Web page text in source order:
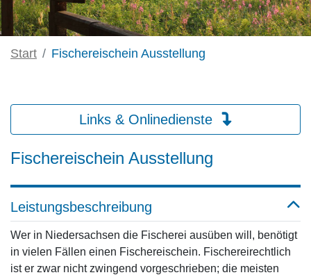
Start Fischereischein Ausstellung
Links & Onlinedienste
Fischereischein Ausstellung
Leistungsbeschreibung
Wer in Niedersachsen die Fischerei ausüben will, benötigt
in vielen Fällen einen Fischereischein. Fischereirechtlich
ist er zwar nicht zwingend vorgeschrieben; die meisten